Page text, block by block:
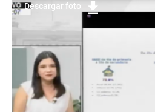
Descargar foto